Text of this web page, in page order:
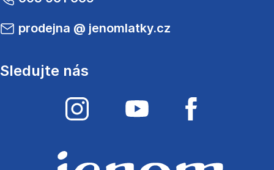
prodejna @ jenomlatky.cz
Sledujte nás